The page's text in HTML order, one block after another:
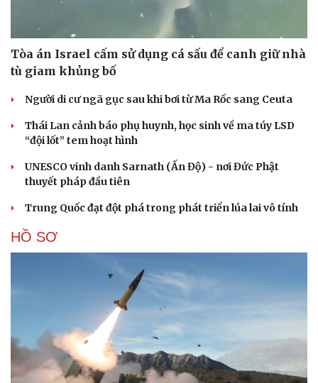
Tòa án Israel cấm sử dụng cá sấu để canh giữ nhà
tù giam khủng bố
Người di cư ngã gục sau khi bơi từ Ma Rốc sang Ceuta
Thái Lan cảnh báo phụ huynh, học sinh về ma túy LSD
“đội lốt” tem hoạt hình
UNESCO vinh danh Sarnath (Ấn Độ) - nơi Đức Phật
thuyết pháp đầu tiên
Trung Quốc đạt đột phá trong phát triển lúa lai vô tính
HỒ SƠ